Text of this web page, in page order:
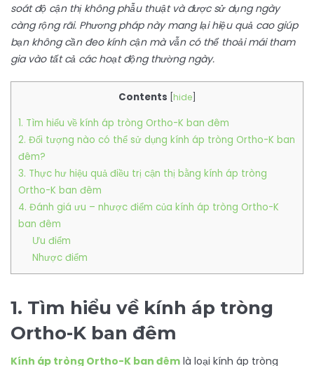
soát độ cận thị không phẫu thuật và được sử dụng ngày
càng rộng rãi. Phương pháp này mang lại hiệu quả cao giúp
bạn không cần đeo kính cận mà vẫn có thể thoải mái tham
gia vào tất cả các hoạt động thường ngày.
Contents hide]
1. Tìm hiểu về kính áp tròng Ortho-K ban đêm
2. Đối tượng nào có thể sử dụng kính áp tròng Ortho-K ban
đêm?
3. Thực hư hiệu quả điều trị cận thị bằng kính áp tròng
Ortho-K ban đêm
4. Đánh giá ưu – nhược điểm của kính áp tròng Ortho-K
ban đêm
Ưu điểm
Nhược điểm
1. Tìm hiểu về kính áp tròng
Ortho-K ban đêm
Kính áp tròng Ortho-K ban đêm là loại kính áp tròng